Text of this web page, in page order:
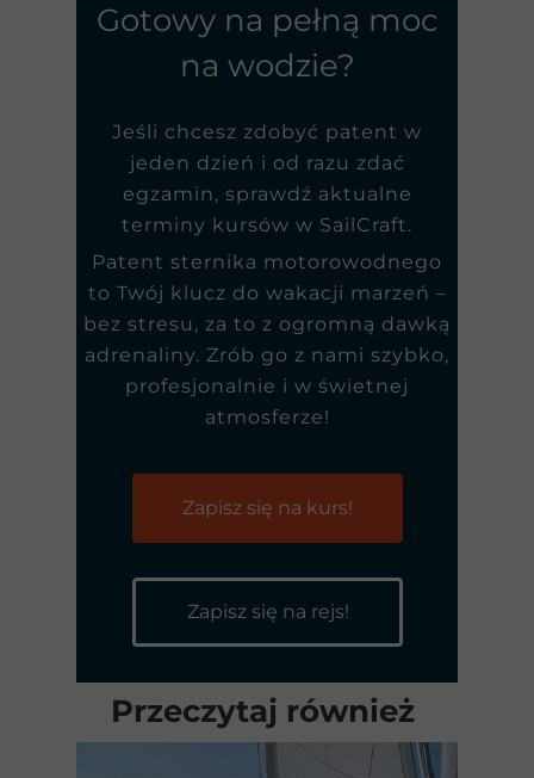
Przeczytaj również
Zapisz się na rejs!
Zapisz się na kurs!
Gotowy na pełną moc
na wodzie?
Jeśli chcesz zdobyć patent w
jeden dzień i od razu zdać
egzamin, sprawdź aktualne
terminy kursów w SailCraft.
Patent sternika motorowodnego
to Twój klucz do wakacji marzeń –
bez stresu, za to z ogromną dawką
adrenaliny. Zrób go z nami szybko,
profesjonalnie i w świetnej
atmosferze!